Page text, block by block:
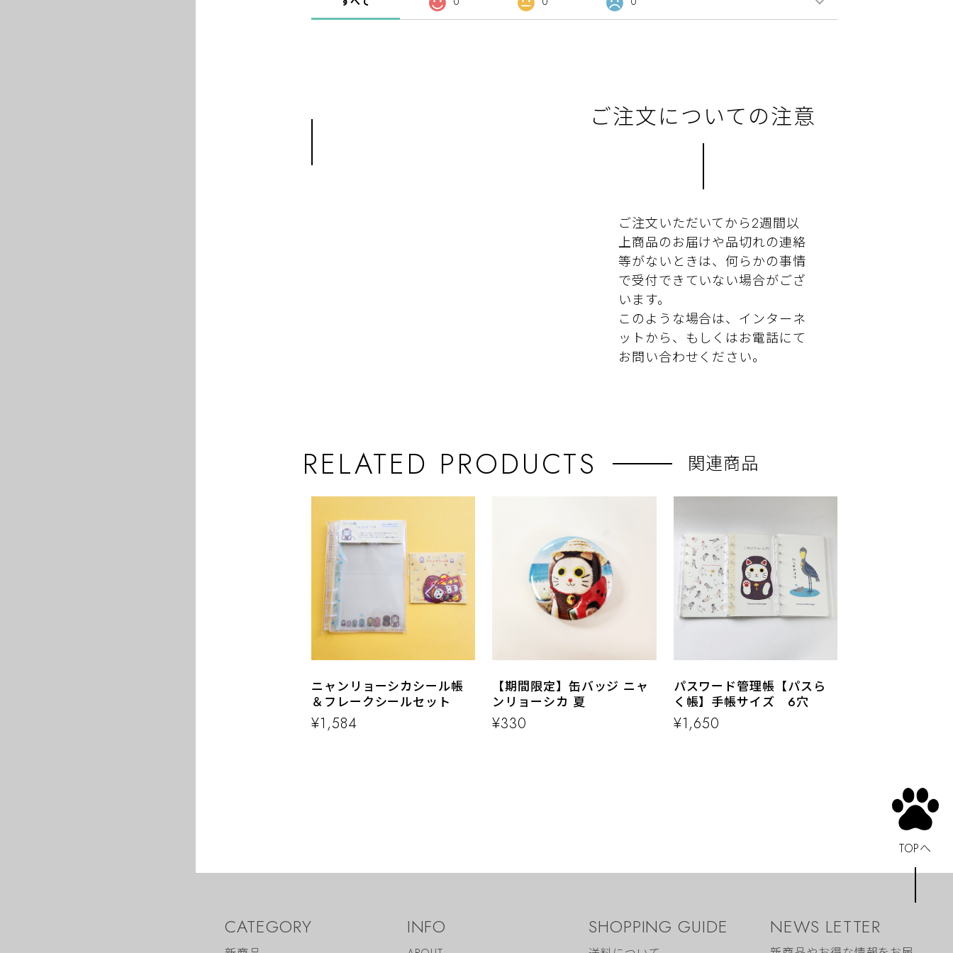
ご注文についての注意
ご注文いただいてから2週間以
上商品のお届けや品切れの連絡
等がないときは、何らかの事情
で受付できていない場合がござ
います。
このような場合は、インターネ
ットから、もしくはお電話にて
お問い合わせください。
RELATED PRODUCTS 関連商品
ニャンリョーシカシール帳
＆フレークシールセット
¥1,584
【期間限定】缶バッジ ニャ
ンリョーシカ 夏
¥330
パスワード管理帳【パスら
く帳】手帳サイズ 6穴
¥1,650
CATEGORY INFO SHOPPING GUIDE NEWS LETTER
TOPへ